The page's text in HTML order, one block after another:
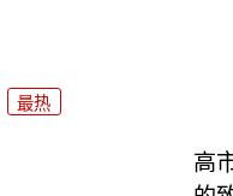
最热
高